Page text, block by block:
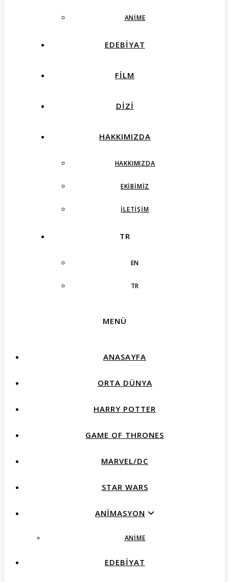
ANIME
EDEBIYAT
FILM
DIZI
HAKKIMIZDA
HAKKIMIZDA
EKIBIMIZ
İLETIŞIM
TR
EN
TR
MENÜ
ANASAYFA
ORTA DÜNYA
HARRY POTTER
GAME OF THRONES
MARVEL/DC
STAR WARS
ANIMASYON
ANIME
EDEBIYAT